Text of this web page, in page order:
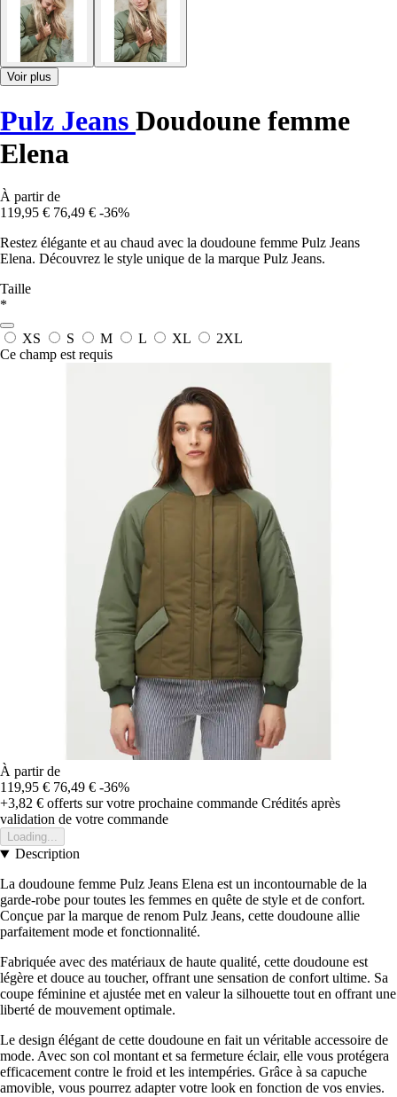
Voir plus
Pulz Jeans Doudoune femme
Elena
À partir de
119,95 € 76,49 € -36%
Restez élégante et au chaud avec la doudoune femme Pulz Jeans
Elena. Découvrez le style unique de la marque Pulz Jeans.
Taille
*
XS S M L XL
2XL
Ce champ est requis
À partir de
119,95 € 76,49 € -36%
+3,82 € offerts sur votre prochaine commande Crédités après
validation de votre commande
Loading...
Description
La doudoune femme Pulz Jeans Elena est un incontournable de la
garde-robe pour toutes les femmes en quête de style et de confort.
Conçue par la marque de renom Pulz Jeans, cette doudoune allie
parfaitement mode et fonctionnalité.
Fabriquée avec des matériaux de haute qualité, cette doudoune est
légère et douce au toucher, offrant une sensation de confort ultime. Sa
coupe féminine et ajustée met en valeur la silhouette tout en offrant une
liberté de mouvement optimale.
Le design élégant de cette doudoune en fait un véritable accessoire de
mode. Avec son col montant et sa fermeture éclair, elle vous protégera
efficacement contre le froid et les intempéries. Grâce à sa capuche
amovible, vous pourrez adapter votre look en fonction de vos envies.